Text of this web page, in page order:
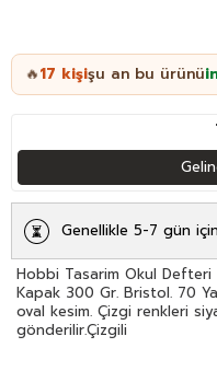
🔥17 kişişu an bu ürünü
Genellikle 5-7 gün
Hobbi Tasarim Okul
Kapak 300 Gr. Bristol. 70
oval kesim. Çizgi renkleri
gönderilir.Çizgili